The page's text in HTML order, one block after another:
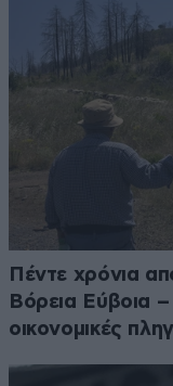
Πέντε χρόνια
Βόρεια Εύβοια
οικονομικές